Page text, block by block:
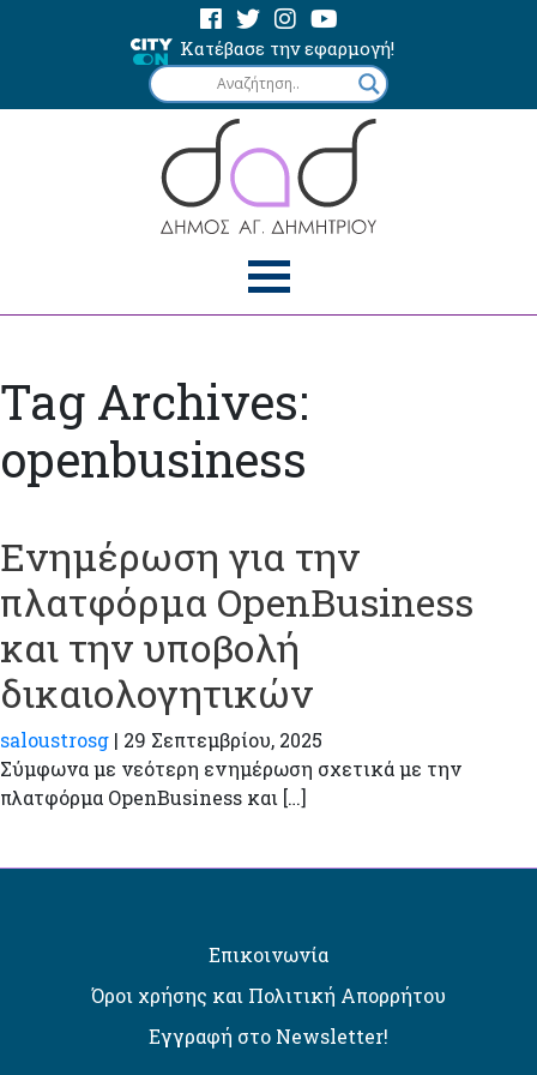
Κατέβασε την εφαρμογή!
Tag Archives:
openbusiness
Ενημέρωση για την
πλατφόρμα OpenBusiness
και την υποβολή
δικαιολογητικών
saloustrosg | 29 Σεπτεμβρίου, 2025
Σύμφωνα με νεότερη ενημέρωση σχετικά με την
πλατφόρμα OpenBusiness και […]
Επικοινωνία
Όροι χρήσης και Πολιτική Απορρήτου
Εγγραφή στο Newsletter!